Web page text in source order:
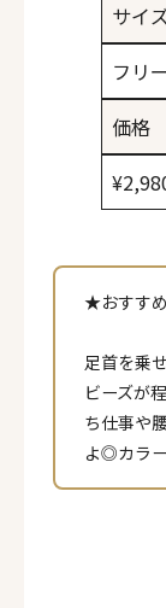
サイ
フリー
価格
★おすす
足首を乗
ビーズが
ち仕事や
よ◎カラ